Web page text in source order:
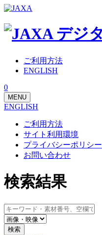
ご利用方法
ENGLISH
0
MENU
ENGLISH
ご利用方法
サイト利用環境
プライバシーポリシー
お問い合わせ
検索結果
検索